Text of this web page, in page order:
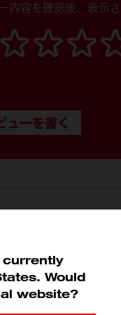
currently
Would
website?
内容を確認後、表示さ